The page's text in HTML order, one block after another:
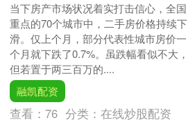
当下房产市场状况着实打击信心，全国
重点的70个城市中，二手房价格持续下
滑。仅上个月，部分代表性城市房价一
个月就下跌了0.7%。虽跌幅看似不大，
但若置于两三百万的....
融凯配资
查看：76 分类：在线炒股配资